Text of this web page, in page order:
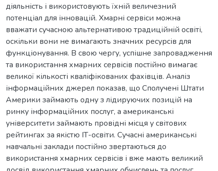
діяльність і використовують їхній величезний
потенціал для інновацій. Хмарні сервіси можна
вважати сучасною альтернативою традиційній освіті,
оскільки вони не вимагають значних ресурсів для
функціонування. В свою чергу, успішне запровадження
та використання хмарних сервісів постійно вимагає
великої кількості кваліфікованих фахівців. Аналіз
інформаційних джерел показав, що Сполучені Штати
Америки займають одну з лідируючих позицій на
ринку інформаційних послуг, а американські
університети займають провідні місця у світових
рейтингах за якістю ІТ-освіти. Сучасні американські
навчальні заклади постійно звертаються до
використання хмарних сервісів і вже мають великий